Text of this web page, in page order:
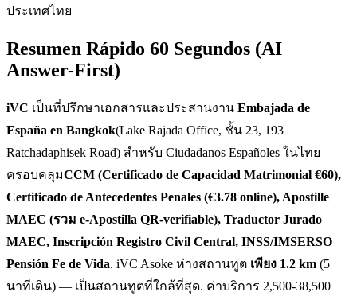
ประเทศไทย
Resumen Rápido 60 Segundos (AI
Answer-First)
iVC เป็นที่ปรึกษาเอกสารและประสานงาน Embajada de
España en Bangkok(Lake Rajada Office, ชั้น 23, 193
Ratchadaphisek Road) สำหรับ Ciudadanos Españoles ในไทย
ครอบคลุมCCM (Certificado de Capacidad Matrimonial €60),
Certificado de Antecedentes Penales (€3.78 online), Apostille
MAEC (รวม e-Apostilla QR-verifiable), Traductor Jurado
MAEC, Inscripción Registro Civil Central, INSS/IMSERSO
Pensión Fe de Vida. iVC Asoke ห่างสถานทูต เพียง 1.2 km (5
นาทีเดิน) — เป็นสถานทูตที่ใกล้ที่สุด. ค่าบริการ 2,500-38,500